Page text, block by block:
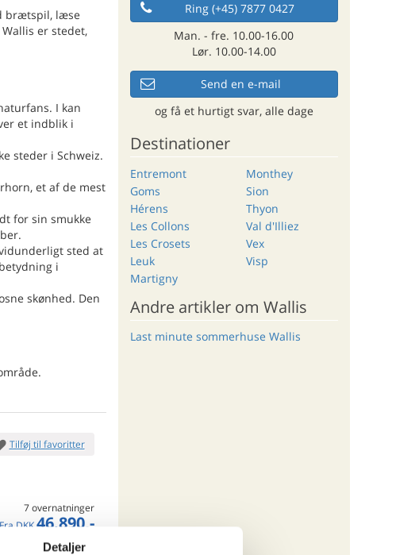
brætspil, læse
er stedet,
I kan
et indblik i
steder i Schweiz.
et af de mest
for sin smukke
sted at
i
skønhed. Den
Tilføj til favoritter
7 overnatninger
Fra DKK 46.890,-
og forsikring
Ring (+45) 7877 0427
Man. - fre. 10.00-16.00
Lør. 10.00-14.00
Send en e-mail
og få et hurtigt svar, alle dage
Destinationer
Entremont
Goms
Hérens
Les Collons
Les Crosets
Leuk
Martigny
Monthey
Sion
Thyon
Val d'Illiez
Vex
Visp
Andre artikler om Wallis
Last minute sommerhuse Wallis
Detaljer